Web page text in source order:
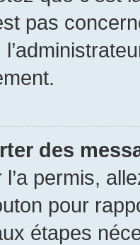
pas
des
l’a permis,
pour
étapes